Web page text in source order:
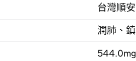
台灣順
潤肺、鎮
544.0mg